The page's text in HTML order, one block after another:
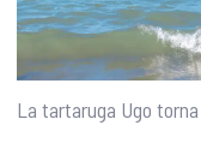
La tartaruga Ugo